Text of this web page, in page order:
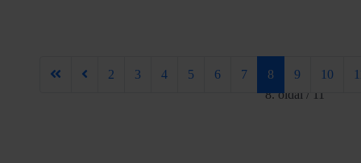
8. oldal / 11
2 3 4 5 6 7 8 9 10